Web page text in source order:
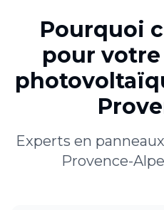
Pourquoi
pour votre
Experts en
Provence-